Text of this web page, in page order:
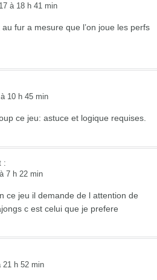
à 18 h 41 min
fur a mesure que l’on joue les perfs
10 h 45 min
ce jeu: astuce et logique requises.
:
7 h 22 min
ce jeu il demande de l attention de
c est celui que je prefere
21 h 52 min